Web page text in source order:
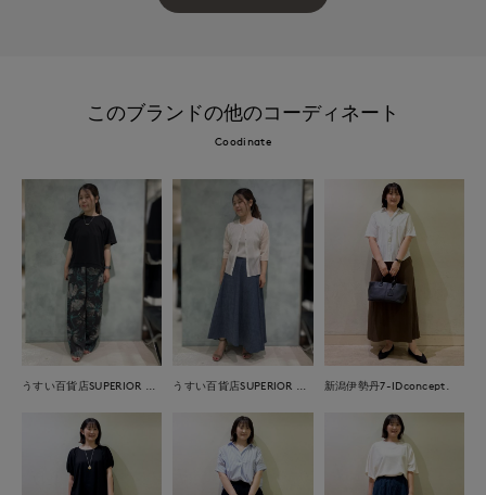
このブランドの他のコーディネート
Coodinate
新潟伊勢丹7-IDconcept.